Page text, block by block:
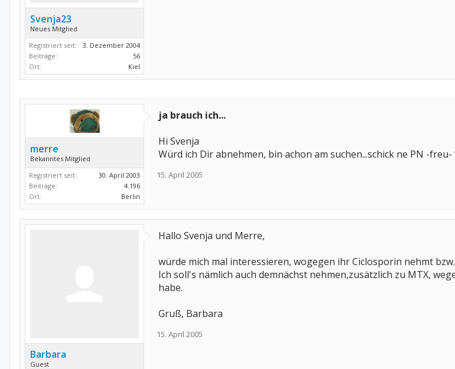
Svenja23
Neues Mitglied
Registriert seit:
3. Dezember 2004
Beiträge:
56
Ort:
Kiel
merre
Bekanntes Mitglied
Registriert seit:
30. April 2003
Beiträge:
4.196
Ort:
Berlin
ja brauch ich...
Hi Svenja
Würd ich Dir abnehmen, bin achon am suchen...schick ne PN -
15. April 2005
Barbara
Guest
Hallo Svenja und Merre,
würde mich mal interessieren, wogegen ihr Ciclosporin nehmt
Ich soll's nämlich auch demnächst nehmen,zusätzlich zu MTX,
habe.
Gruß, Barbara
15. April 2005